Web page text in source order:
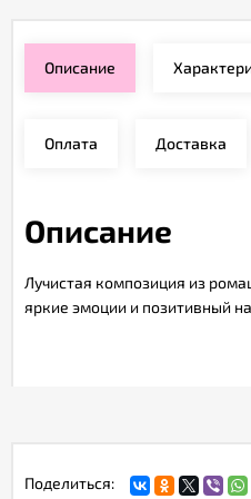
Описание
Оплата Доставка
Описание
Лучистая композиция из
яркие эмоции и позитивный
Поделиться: